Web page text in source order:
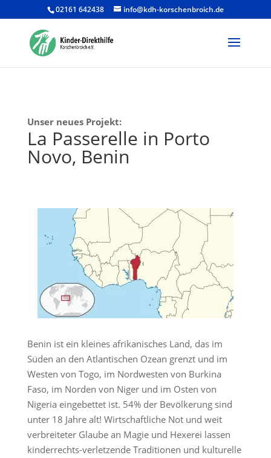
02161 642438 info@kdh-korschenbroich.de
Unser neues Projekt:
La Passerelle in Porto
Novo, Benin
Benin ist ein kleines afrikanisches Land, das im
Süden an den Atlantischen Ozean grenzt und im
Westen von Togo, im Nordwesten von Burkina
Faso, im Norden von Niger und im Osten von
Nigeria eingebettet ist. 54% der Bevölkerung sind
unter 18 Jahre alt! Wirtschaftliche Not und weit
verbreiteter Glaube an Magie und Hexerei lassen
kinderrechts-verletzende Traditionen und kulturelle